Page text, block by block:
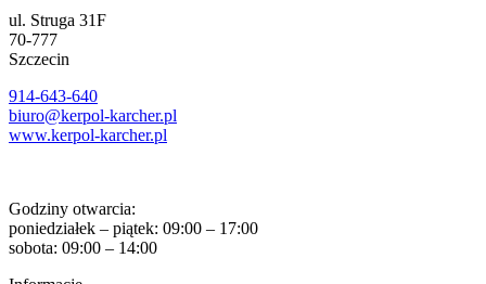
ul. Struga 31F
70-777
Szczecin
914-643-640
biuro@kerpol-karcher.pl
www.kerpol-karcher.pl
Godziny otwarcia:
poniedziałek – piątek: 09:00 – 17:00
sobota: 09:00 – 14:00